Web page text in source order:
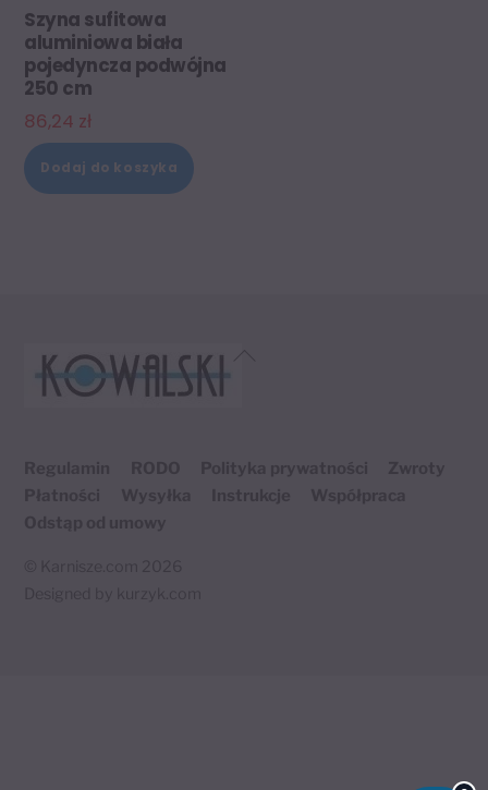
Szyna sufitowa
aluminiowa biała
pojedyncza podwójna
250 cm
86,24 zł
Dodaj do koszyka